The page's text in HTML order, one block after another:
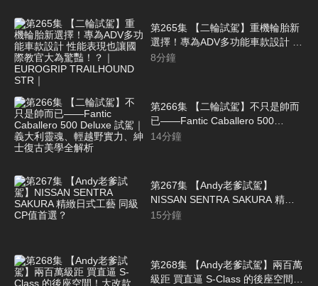
第265集 【二輪試駕】重機輪胎新
選擇！專為ADV多功能車款設計 性
能表現也讓國際教官大為驚豔！？
8分鐘
第266集 【二輪試駕】不只是帥而
已——Fantic Caballero 500
Deluxe 試駕｜義大利靈魂、輕越野
14分鐘
第267集 【Andy老爹試駕】
NISSAN SENTRA SAKURA 精緻
日式工藝 同級CP值首選？
15分鐘
第268集 【Andy老爹試駕】兩百萬
級距 買直逼 S-Class 的後座空間！